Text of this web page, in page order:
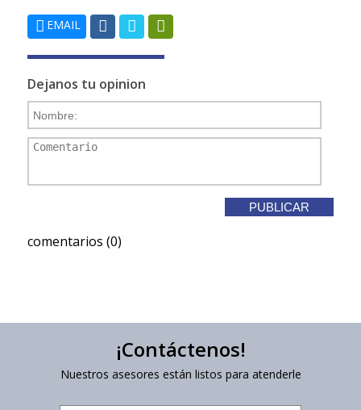
EMAIL
Dejanos tu opinion
comentarios (0)
¡Contáctenos!
Nuestros asesores están listos para atenderle